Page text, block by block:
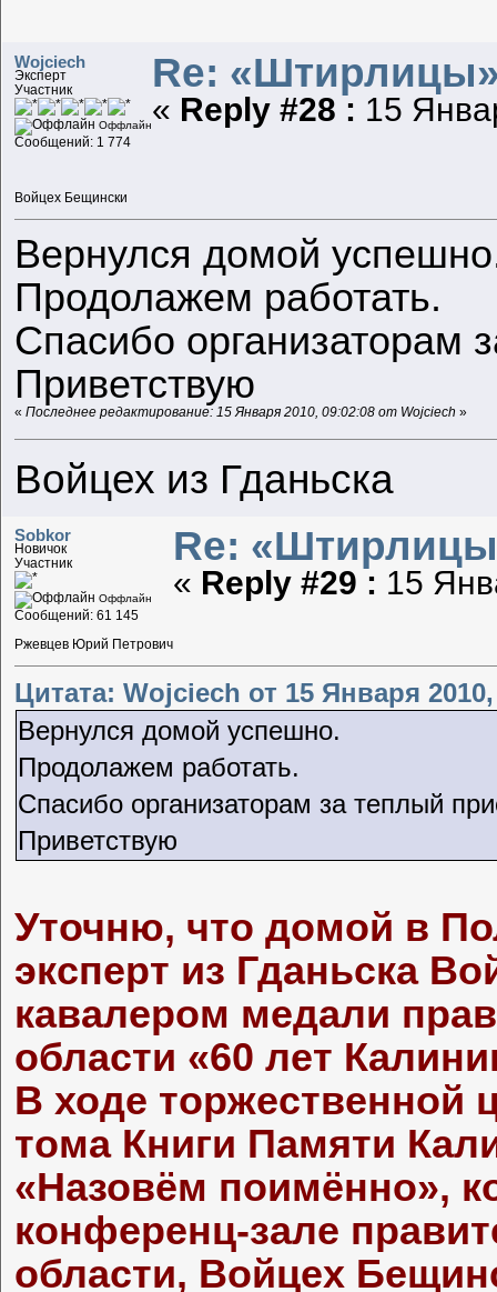
Wojciech
Эксперт
Участник
Оффлайн
Сообщений: 1 774
Войцех Бещински
Re:
« Reply #28 : 15
Вернулся домой
Продолажем работать.
Спасибо организаторам
Приветствую
« Последнее редактирование: 15 Января 2010, 09:02:08 от Wojciech »
Войцех из Гданьска
Sobkor
Новичок
Участник
Оффлайн
Сообщений: 61 145
Ржевцев Юрий Петрович
Re:
« Reply #29 : 15
Цитата: Wojciech от 15 Января 2010,
Вернулся домой успешно.
Продолажем работать.
Спасибо организаторам за теплый
Приветствую
Уточню, что домой в
эксперт из Гданьска
кавалером медали
области «60 лет
В ходе торжественной
тома Книги Памяти
«Назовём поимённо»,
конференц-зале
области, Войцех